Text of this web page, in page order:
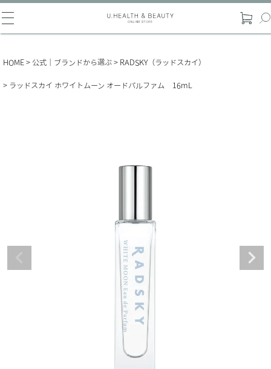
HOME 公式｜ブランドから選ぶ RADSKY（ラッドスカイ）
ラッドスカイ ホワイトムーン オードパルファム 16mL